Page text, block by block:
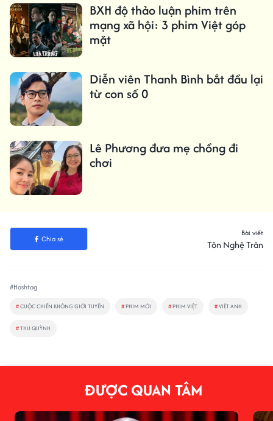
BXH độ thảo luận phim trên
mạng xã hội: 3 phim Việt góp
mặt
Diễn viên Thanh Bình bắt đầu lại
từ con số 0
Lê Phương đưa mẹ chồng đi
chơi
Chia sẻ
Bài viết
Tôn Nghệ Trân
#Hashtag
#CUỘC CHIẾN KHÔNG GIỚI TUYẾN # PHIM MỚI # PHIM VIỆT #VIỆT ANH
#THU QUỲNH
ĐƯỢC QUAN TÂM